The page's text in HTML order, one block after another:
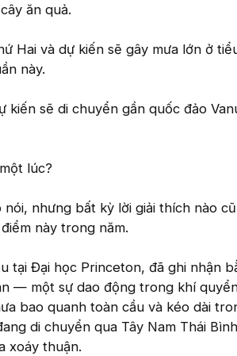
ăn quả.
Hai và dự kiến sẽ gây mưa lớn ở
này.
sẽ di chuyển gần quốc đảo
lúc?
nhưng bất kỳ lời giải thích nào
này trong năm.
tại Đại học Princeton, đã ghi nhận
— một sự dao động trong khí
bao quanh toàn cầu và kéo dài
di chuyển qua Tây Nam Thái
xoáy thuận.